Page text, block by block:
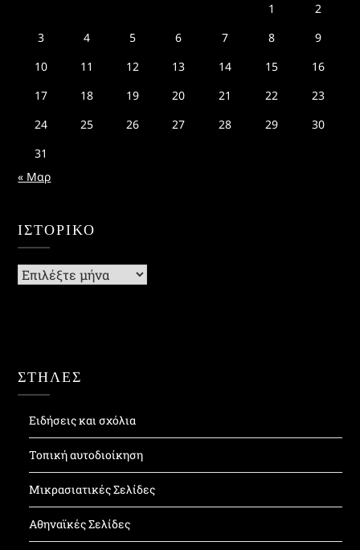
1
2
3
4 5 6 7 8
9
10
11 12 13 14 15
16
17
18 19 20 21 22
23
24
25 26 27 28 29
30
31
« Μαρ
ΙΣΤΟΡΙΚΌ
Ιστορικό
ΣΤΗΛΕΣ
Ειδήσεις και σχόλια
Τοπική αυτοδιοίκηση
Μικρασιατικές Σελίδες
Αθηναϊκές Σελίδες